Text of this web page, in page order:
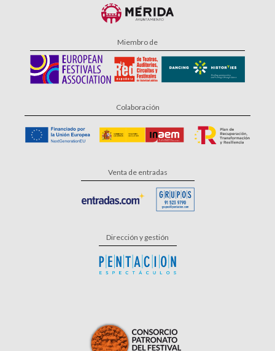
Miembro de
Colaboración
Venta de entradas
Dirección y gestión